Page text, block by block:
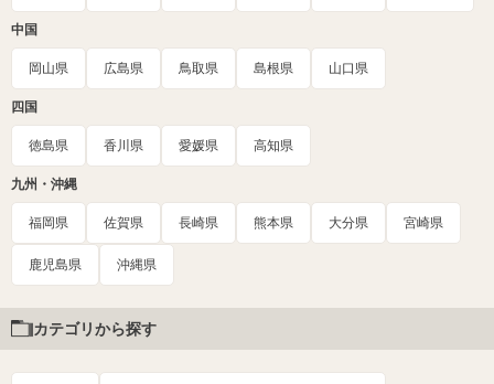
中国
岡山県 広島県 鳥取県 島根県 山口県
四国
徳島県 香川県 愛媛県 高知県
九州・沖縄
福岡県 佐賀県 長崎県 熊本県 大分県 宮崎県
鹿児島県 沖縄県
カテゴリから探す